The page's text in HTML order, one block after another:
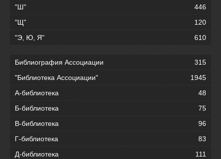
"Ш"
446
"Щ"
120
"Э, Ю, Я"
610
Библиография Ассоциации
315
"Библиотека Ассоциации"
1945
А-библиотека
48
Б-библиотека
75
В-библиотека
96
Г-библиотека
83
Д-библиотека
111